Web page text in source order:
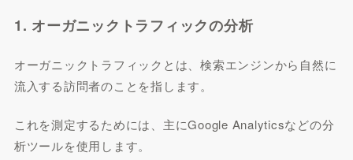
1. オーガニックトラフィックの分析
オーガニックトラフィックとは、検索エンジンから自然に
流入する訪問者のことを指します。
これを測定するためには、主にGoogle Analyticsなどの分
析ツールを使用します。